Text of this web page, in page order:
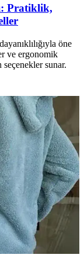
Pratiklik,
öne
ve ergonomik
sunar.